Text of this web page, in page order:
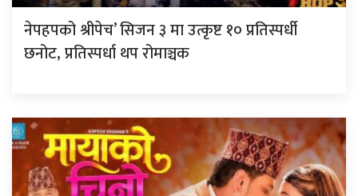
नेपहपको श्रीपेच’ सिजन ३ मा उत्कृष्ट १० प्रतिस्पर्धी
छनोट, प्रतिस्पर्धा थप रोमाञ्चक